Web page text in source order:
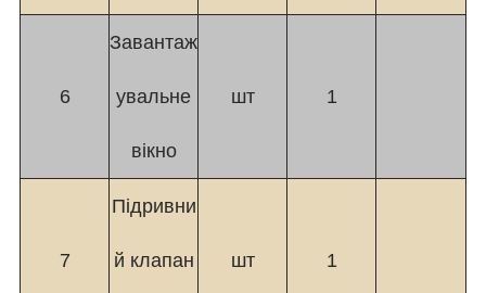
6
Завантаж
увальне
вікно
шт 1
7
Підривни
й клапан шт 1